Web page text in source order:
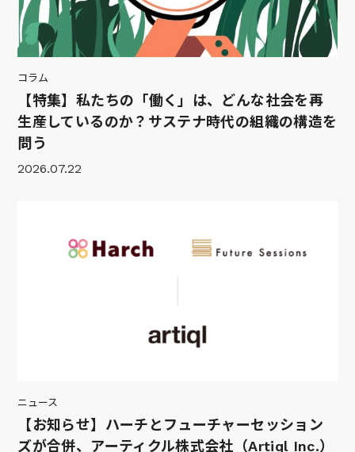
コラム
【特集】私たちの「働く」は、どんな社会を再
生産しているのか？サステナ時代の組織の構造を
問う
2026.07.22
ニュース
【お知らせ】ハーチとフューチャーセッション
ズが合併、アーティクル株式会社（Artiql Inc.）